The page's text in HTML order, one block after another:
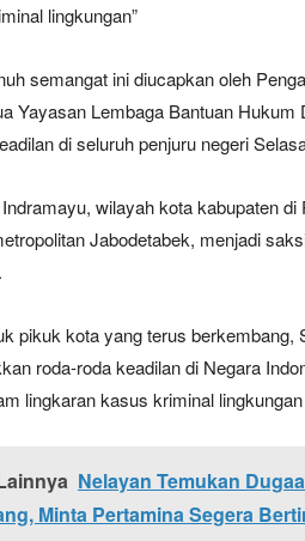
lingkungan”
semangat ini diucapkan oleh
Yayasan Lembaga Bantuan
di seluruh penjuru negeri
wilayah kota kabupaten
Jabodetabek, menjadi
pikuk kota yang terus
roda-roda keadilan di Negara
lingkaran kasus kriminal
Nelayan Temukan
Minta Pertamina Segera